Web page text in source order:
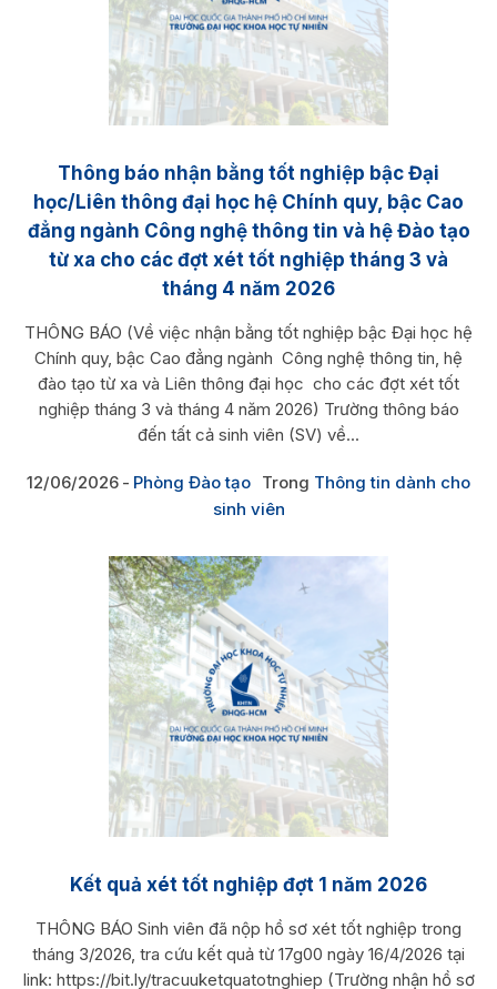
Thông báo nhận bằng tốt nghiệp bậc Đại
học/Liên thông đại học hệ Chính quy, bậc Cao
đẳng ngành Công nghệ thông tin và hệ Đào tạo
từ xa cho các đợt xét tốt nghiệp tháng 3 và
tháng 4 năm 2026
THÔNG BÁO (Về việc nhận bằng tốt nghiệp bậc Đại học hệ
Chính quy, bậc Cao đẳng ngành Công nghệ thông tin, hệ
đào tạo từ xa và Liên thông đại học cho các đợt xét tốt
nghiệp tháng 3 và tháng 4 năm 2026) Trường thông báo
đến tất cả sinh viên (SV) về...
12/06/2026 Phòng Đào tạo Trong Thông tin dành cho
sinh viên
Kết quả xét tốt nghiệp đợt 1 năm 2026
THÔNG BÁO Sinh viên đã nộp hồ sơ xét tốt nghiệp ​trong
tháng 3/2026, tra cứu kết quả từ 17g00 ngày 16/4/2026 tại
link: https://bit.ly/tracuuketquatotnghiep (Trường nhận hồ sơ